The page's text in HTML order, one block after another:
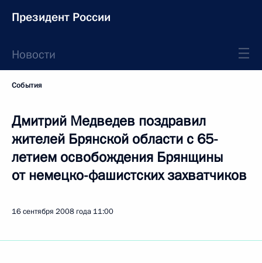
Президент России
Новости
События
Дмитрий Медведев поздравил
жителей Брянской области с 65-
летием освобождения Брянщины
от немецко-фашистских захватчиков
16 сентября 2008 года 11:00